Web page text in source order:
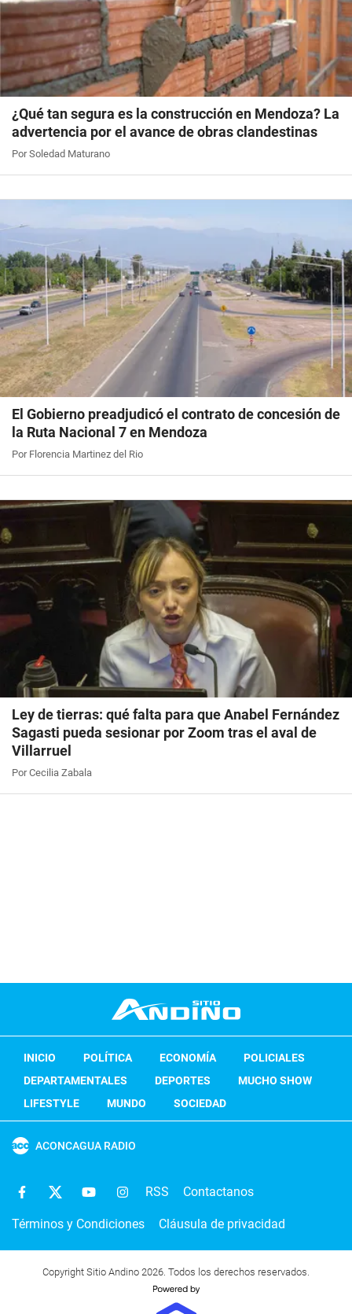
¿Qué tan segura es la construcción en Mendoza? La
advertencia por el avance de obras clandestinas
Por Soledad Maturano
El Gobierno preadjudicó el contrato de concesión de
la Ruta Nacional 7 en Mendoza
Por Florencia Martinez del Rio
Ley de tierras: qué falta para que Anabel Fernández
Sagasti pueda sesionar por Zoom tras el aval de
Villarruel
Por Cecilia Zabala
INICIO POLÍTICA ECONOMÍA
POLICIALES
DEPARTAMENTALES
DEPORTES
MUCHO SHOW
LIFESTYLE
MUNDO SOCIEDAD
ACONCAGUA RADIO
RSS Contactanos
Términos y Condiciones Cláusula de privacidad
Copyright Sitio Andino 2026. Todos los derechos reservados.